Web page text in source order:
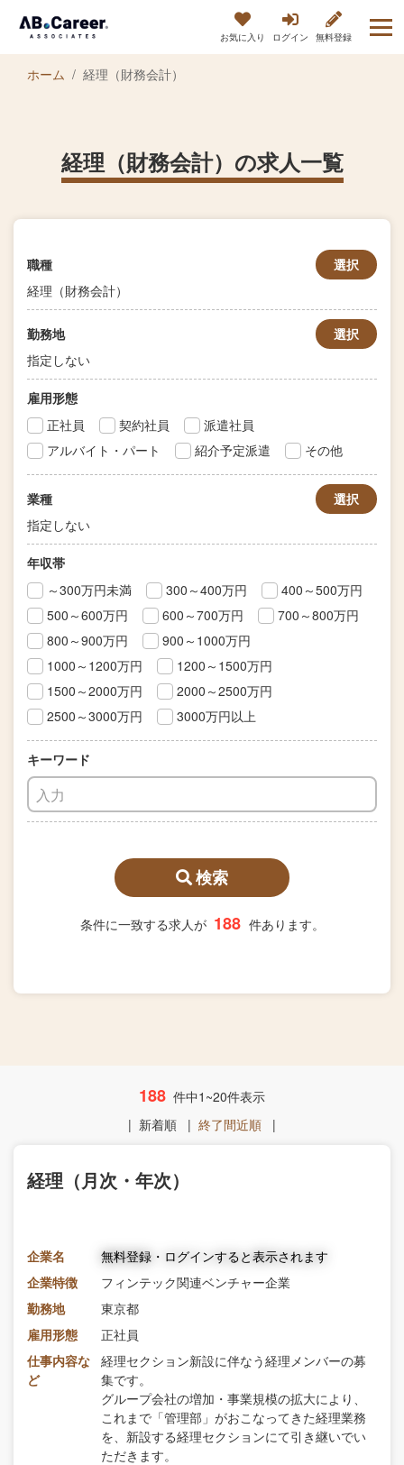
お気に入り ログイン 無料登録
ホーム 経理（財務会計）
経理（財務会計）の求人一覧
職種
経理（財務会計）
選択
勤務地
指定しない
選択
雇用形態
正社員
契約社員
派遣社員
アルバイト・パート
紹介予定派遣 その他
業種
指定しない
選択
年収帯
～300万円未満
300～400万円
400～500万円
500～600万円
600～700万円
700～800万円
800～900万円
900～1000万円
1000～1200万円
1200～1500万円
1500～2000万円
2000～2500万円
2500～3000万円
3000万円以上
キーワード
検索
条件に一致する求人が 188 件あります。
188 件中1~20件表示
| 新着順 | 終了間近順 |
経理（月次・年次）
企業名
無料登録・ログインすると表示されます
企業特徴
フィンテック関連ベンチャー企業
勤務地
東京都
雇用形態
正社員
仕事内容な
ど
経理セクション新設に伴なう経理メンバーの募
集です。
グループ会社の増加・事業規模の拡大により、
これまで「管理部」がおこなってきた経理業務
を、新設する経理セクションにて引き継いでい
ただきます。